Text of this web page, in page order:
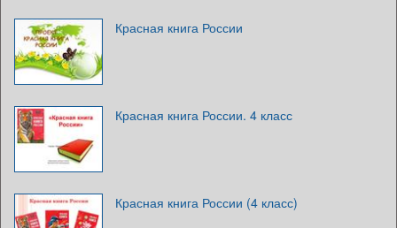
Красная книга России
Красная книга России. 4 класс
Красная книга России (4 класс)